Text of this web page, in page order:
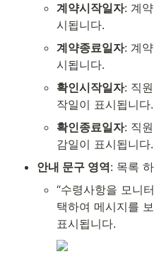
계약시작일자: 계
시됩니다.
계약종료일자: 계
시됩니다.
확인시작일자: 직
작일이 표시됩니다.
확인종료일자: 직
감일이 표시됩니다.
안내 문구 영역: 목록
“수령사항을 모니
택하여 메시지를
표시됩니다.